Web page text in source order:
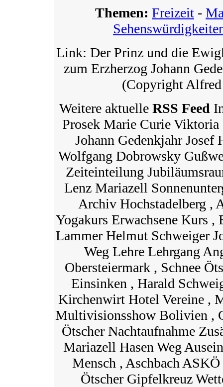
Themen: Freizeit -
Link: Der Prinz und die
zum Erzherzog Johann
(Copyright
Weitere aktuelle RSS Feed
Prosek Marie Curie
Johann Gedenkjahr Josef
Wolfgang Dobrowsky
Zeiteinteilung
Lenz Mariazell
Archiv Hochstadelberg ,
Yogakurs Erwachsene Kurs
Lammer Helmut Schweiger
Weg Lehre Lehrgang
Obersteiermark , Schnee
Einsinken , Harald
Kirchenwirt Hotel Vereine ,
Multivisionsshow Bolivien ,
Ötscher Nachtaufnahme
Mariazell Hasen Weg
Mensch , Aschbach
Ötscher Gipfelkreuz